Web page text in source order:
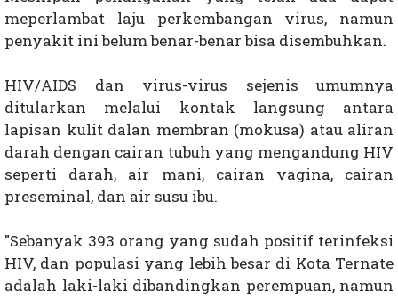
meperlambat laju perkembangan virus, namun
penyakit ini belum benar-benar bisa disembuhkan.
HIV/AIDS dan virus-virus sejenis umumnya
ditularkan melalui kontak langsung antara
lapisan kulit dalan membran (mokusa) atau aliran
darah dengan cairan tubuh yang mengandung HIV
seperti darah, air mani, cairan vagina, cairan
preseminal, dan air susu ibu.
"Sebanyak 393 orang yang sudah positif terinfeksi
HIV, dan populasi yang lebih besar di Kota Ternate
adalah laki-laki dibandingkan perempuan, namun